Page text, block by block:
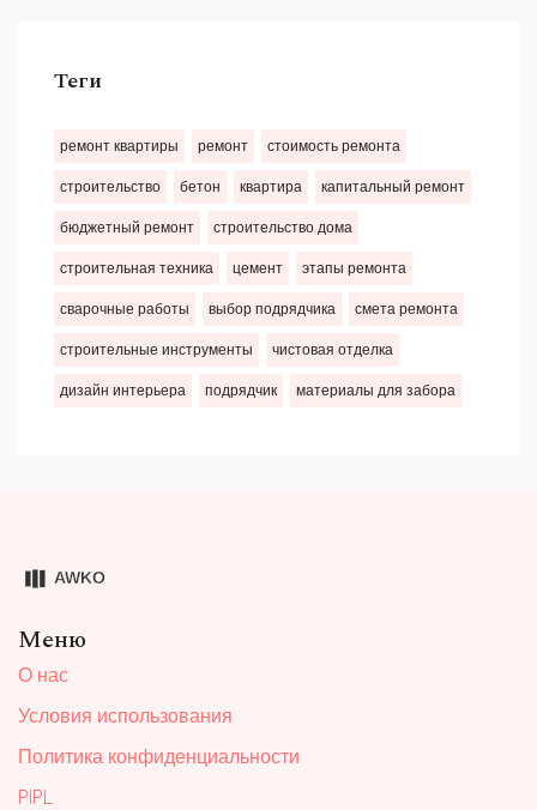
Теги
ремонт квартиры ремонт стоимость ремонта
строительство бетон квартира капитальный ремонт
бюджетный ремонт строительство дома
строительная техника цемент этапы ремонта
сварочные работы выбор подрядчика смета ремонта
строительные инструменты чистовая отделка
дизайн интерьера подрядчик материалы для забора
Меню
О нас
Условия использования
Политика конфиденциальности
PIPL